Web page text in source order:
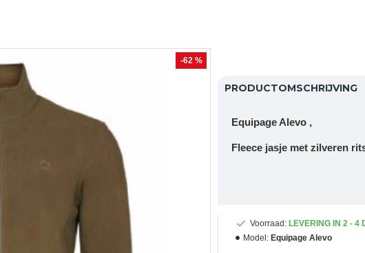
-62 %
PRODUCTOMSCHRIJVING
Equipage Alevo ,
Fleece jasje met zilveren
Voorraad: LEVERING IN 2 - 4
Model: Equipage Alevo